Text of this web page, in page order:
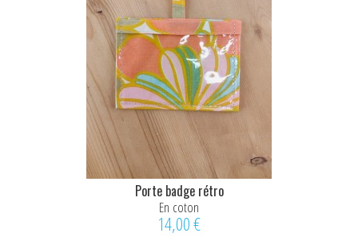
Porte badge rétro
En coton
14,00 €